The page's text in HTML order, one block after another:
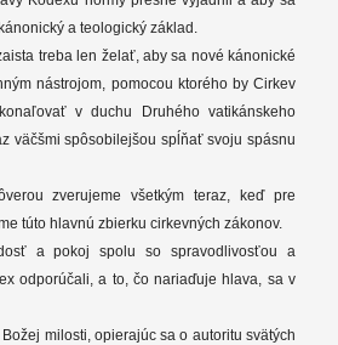
a teologický základ.
treba len želať, aby sa nové kánonické
nástrojom, pomocou ktorého by Cirkev
v duchu Druhého vatikánskeho
väčšmi spôsobilejšou spĺňať svoju spásnu
zverujeme všetkým teraz, keď pre
túto hlavnú zbierku cirkevných zákonov.
a pokoj spolu so spravodlivosťou a
odporúčali, a to, čo nariaďuje hlava, sa v
milosti, opierajúc sa o autoritu svätých